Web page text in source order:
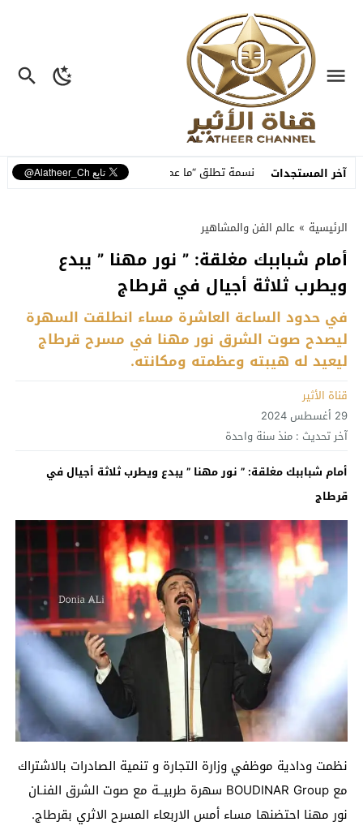
آخر المستجدات
نسمة تطلق “ما عم بنساك”.. أغنية مصوّرة تحوّل وجع الفراق إلى رسالة
الرئيسية » عالم الفن والمشاهير
أمام شباببك مغلقة: ” نور مهنا ” يبدع
ويطرب ثلاثة أجيال في قرطاج
في حدود الساعة العاشرة مساء انطلقت السهرة
ليصدح صوت الشرق نور مهنا في مسرح قرطاج
ليعيد له هيبته وعظمته ومكانته.
قناة الأثير
29 أغسطس 2024
آخر تحديث : منذ سنة واحدة
أمام شباببك مغلقة: ” نور مهنا ” يبدع ويطرب ثلاثة أجيال في
قرطاج
نظمت ودادية موظفي وزارة التجارة و تنمية الصادرات بالاشتراك
مع BOUDINAR Group سهرة طربيــة مع صوت الشرق الفنـان
نور مهنا احتضنها مساء أمس الاربعاء المسرح الاثري بقرطاج.